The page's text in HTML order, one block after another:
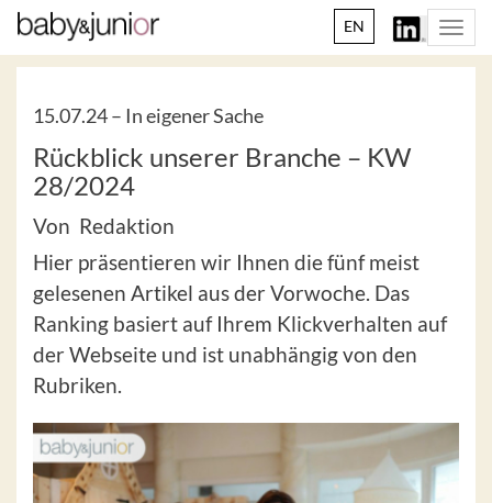
EN
15.07.24 – In eigener Sache
Rückblick unserer Branche – KW
28/2024
Von Redaktion
Hier präsentieren wir Ihnen die fünf meist
gelesenen Artikel aus der Vorwoche. Das
Ranking basiert auf Ihrem Klickverhalten auf
der Webseite und ist unabhängig von den
Rubriken.